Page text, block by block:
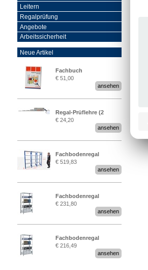
Leitern
Regalprüfung
Angebote
Arbeitssicherheit
Neue Artikel
Fachbuch
„Regalprüfung nach DIN
€ 51,00
ansehen
Regal-Prüflehre (2
Stück)
€ 24,20
ansehen
Fachbodenregal
Stecksystem MultiPlus
2,25 Meter breit
€ 519,83
ansehen
Fachbodenregal
Stecksystem MultiPlus
€ 231,80
ansehen
Fachbodenregal
Stecksystem MultiPlus
€ 216,49
ansehen